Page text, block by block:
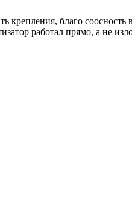
благо соосность
работал прямо, а не